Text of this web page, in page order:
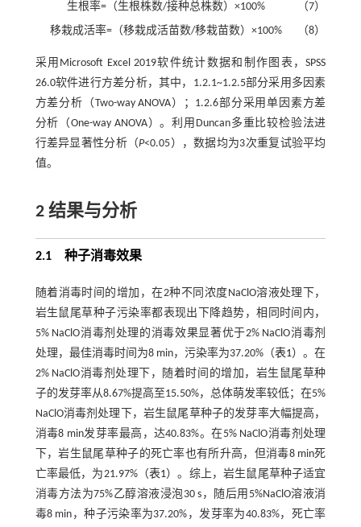
生根率=（生根株数/接种总株数）×100%
（7）
移栽成活率=（移栽成活苗数/移栽苗数）×100%
（8）
采用Microsoft Excel 2019软件统计数据和制作图表，SPSS
26.0软件进行方差分析，其中，1.2.1~1.2.5部分采用多因素
方差分析（Two-way ANOVA）；1.2.6部分采用单因素方差
分析（One-way ANOVA）。利用Duncan多重比较检验法进
行差异显著性分析（P<0.05），数据均为3次重复试验平均
值。
2结果与分析
2.1 种子消毒效果
随着消毒时间的增加，在2种不同浓度NaClO溶液处理下，
岩生鼠尾草种子污染率都表现出下降趋势，相同时间内，
5% NaClO消毒剂处理的消毒效果显著优于2% NaClO消毒剂
处理，最佳消毒时间为8 min，污染率为37.20%（表1）。在
2% NaClO消毒剂处理下，随着时间的增加，岩生鼠尾草种
子的发芽率从8.67%提高至15.50%，总体萌发率较低；在5%
NaClO消毒剂处理下，岩生鼠尾草种子的发芽率大幅提高，
消毒8 min发芽率最高，达40.83%。在5% NaClO消毒剂处理
下，岩生鼠尾草种子的死亡率也有所升高，但消毒8 min死
亡率最低，为21.97%（表1）。综上，岩生鼠尾草种子适宜
消毒方法为75%乙醇溶液浸泡30 s，随后用5%NaClO溶液消
毒8 min，种子污染率为37.20%，发芽率为40.83%，死亡率